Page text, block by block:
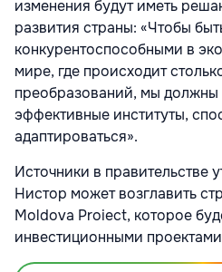
изменения будут иметь
развития страны: «Чтобы
конкурентоспособными в
мире, где происходит
преобразований, мы должны
эффективные институты,
адаптироваться».
Источники в правительстве
Нистор может возглавить
Moldova Proiect, которое
инвестиционными